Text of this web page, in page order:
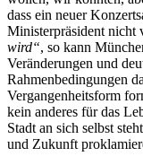
dass ein neuer
Ministerpräsident nicht
wird“, so kann
Veränderungen und
Rahmenbedingungen
Vergangenheitsform
kein anderes für das
Stadt an sich selbst
und Zukunft